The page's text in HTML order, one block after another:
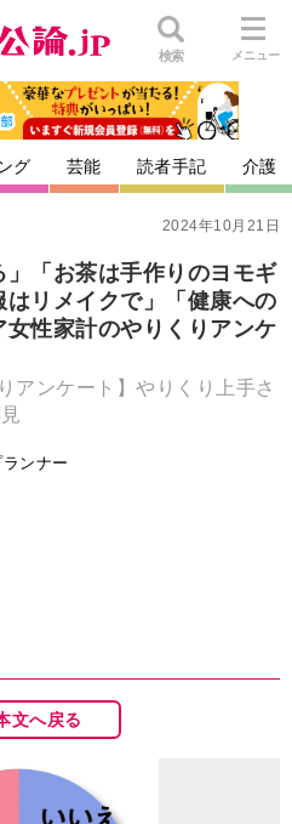
検索 メニュー
グ 芸能 読者手記 介護
2024年10月21日
」「お茶は手作りのヨモギ
リメイクで」「健康への
性家計のやりくりアンケ
アンケート】やりくり上手さ
ンナー
文へ戻る